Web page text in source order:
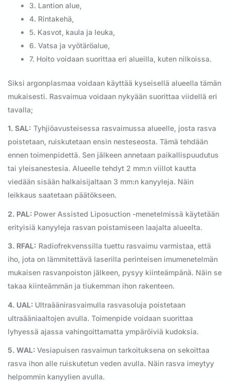
3. Lantion alue,
4. Rintakehä,
5. Kasvot, kaula ja leuka,
6. Vatsa ja vyötäröalue,
7. Hoito voidaan suorittaa eri alueilla, kuten nilkoissa.
Siksi argonplasmaa voidaan käyttää kyseisellä alueella tämän
mukaisesti. Rasvaimua voidaan nykyään suorittaa viidellä eri
tavalla;
1. SAL: Tyhjiöavusteisessa rasvaimussa alueelle, josta rasva
poistetaan, ruiskutetaan ensin nesteseosta. Tämä tehdään
ennen toimenpidettä. Sen jälkeen annetaan paikallispuudutus
tai yleisanestesia. Alueelle tehdyt 2 mm:n viillot kautta
viedään sisään halkaisijaltaan 3 mm:n kanyyleja. Näin
leikkaus saatetaan päätökseen.
2. PAL: Power Assisted Liposuction -menetelmissä käytetään
erityisiä kanyyleja rasvan poistamiseen laajalta alueelta.
3. RFAL: Radiofrekvenssilla tuettu rasvaimu varmistaa, että
iho, jota on lämmitettävä laserilla perinteisen imumenetelmän
mukaisen rasvanpoiston jälkeen, pysyy kiinteämpänä. Näin se
takaa kiinteämmän ja tiukemman ihon rakenteen.
4. UAL: Ultraäänirasvaimulla rasvasoluja poistetaan
ultraääniaaltojen avulla. Toimenpide voidaan suorittaa
lyhyessä ajassa vahingoittamatta ympäröiviä kudoksia.
5. WAL: Vesiapuisen rasvaimun tarkoituksena on sekoittaa
rasva ihon alle ruiskutetun veden avulla. Näin rasva imeytyy
helpommin kanyylien avulla.